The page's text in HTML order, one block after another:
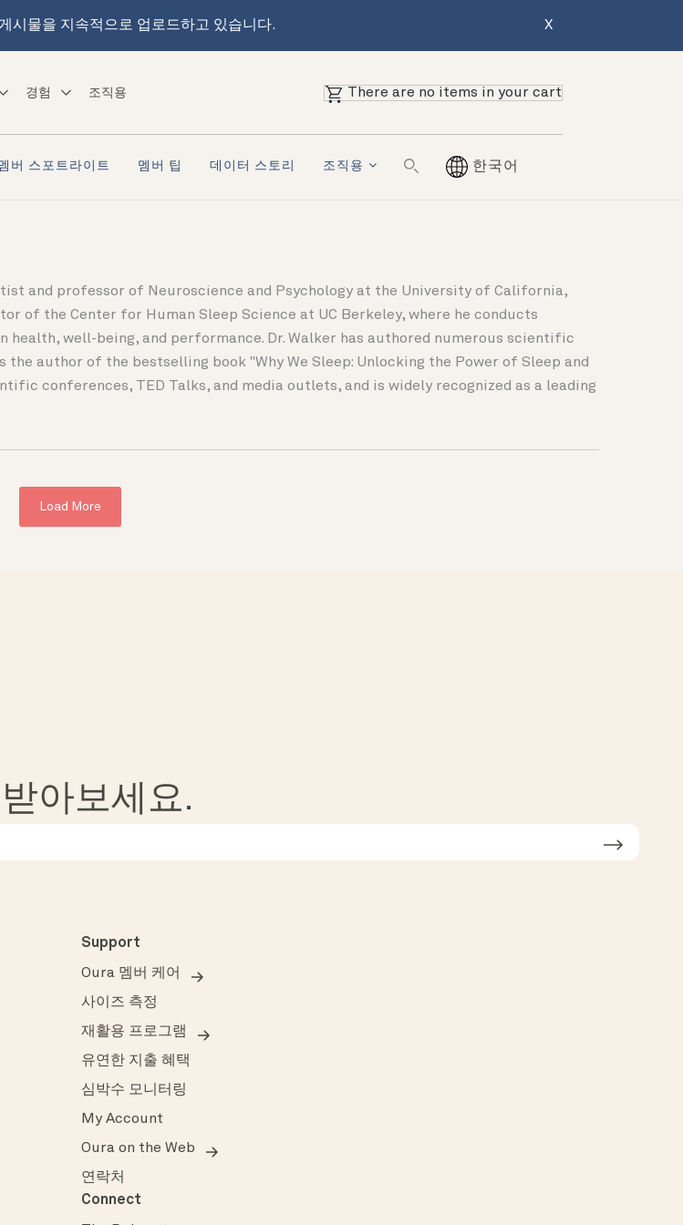
시물을 지속적으로 업로드하고 있습니다. X
경험 조직용 There are no items in your cart
버 스포트라이트 멤버 팁 데이터 스토리 조직용 한국어
and professor of Neuroscience and Psychology at the University of California,
of the Center for Human Sleep Science at UC Berkeley, where he conducts
health, well-being, and performance. Dr. Walker has authored numerous scientific
author of the bestselling book "Why We Sleep: Unlocking the Power of Sleep and
conferences, TED Talks, and media outlets, and is widely recognized as a leading
Load More
아보세요.
Support
Oura 멤버 케어
사이즈 측정
재활용 프로그램
유연한 지출 혜택
심박수 모니터링
My Account
Oura on the Web
연락처
Connect